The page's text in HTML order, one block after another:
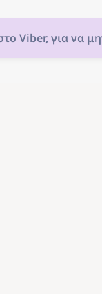
Viber, για να